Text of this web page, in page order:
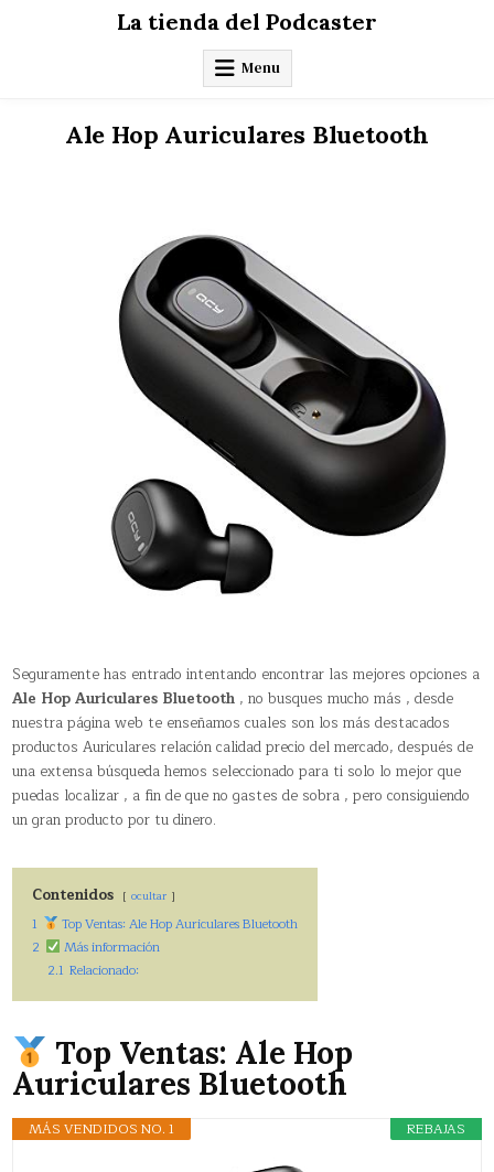
La tienda del Podcaster
Menu
Ale Hop Auriculares Bluetooth
Seguramente has entrado intentando encontrar las mejores opciones a
Ale Hop Auriculares Bluetooth , no busques mucho más , desde
nuestra página web te enseñamos cuales son los más destacados
productos Auriculares relación calidad precio del mercado, después de
una extensa búsqueda hemos seleccionado para ti solo lo mejor que
puedas localizar , a fin de que no gastes de sobra , pero consiguiendo
un gran producto por tu dinero.
Contenidos ocultar
1
Top Ventas: Ale Hop Auriculares Bluetooth
2
Más información
2.1 Relacionado:
Top Ventas: Ale Hop
Auriculares Bluetooth
REBAJAS
MÁS VENDIDOS NO. 1